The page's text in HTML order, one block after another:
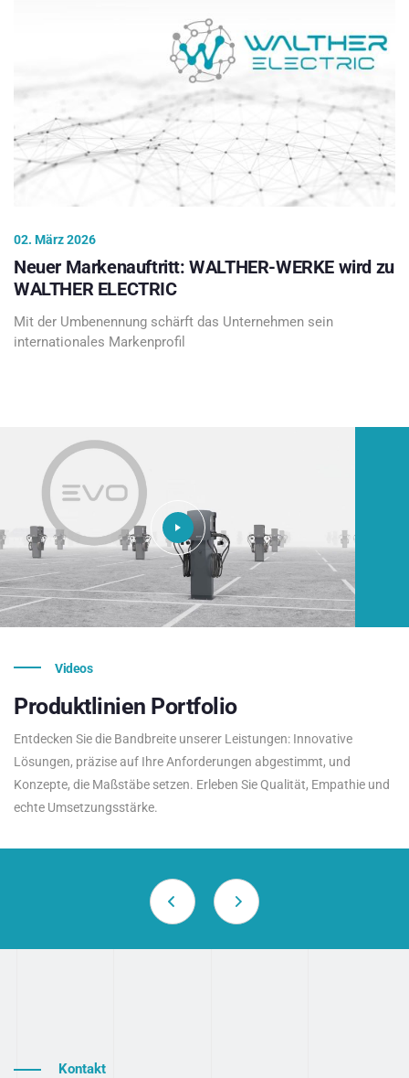
02. März 2026
Neuer Markenauftritt: WALTHER-WERKE wird zu
WALTHER ELECTRIC
Mit der Umbenennung schärft das Unternehmen sein
internationales Markenprofil
Videos
Produktlinien Portfolio
Entdecken Sie die Bandbreite unserer Leistungen: Innovative
Lösungen, präzise auf Ihre Anforderungen abgestimmt, und
Konzepte, die Maßstäbe setzen. Erleben Sie Qualität, Empathie und
echte Umsetzungsstärke.
Kontakt